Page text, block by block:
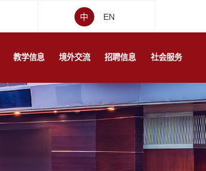
中 EN
教学信息 境外交流 招聘信息 社会服务